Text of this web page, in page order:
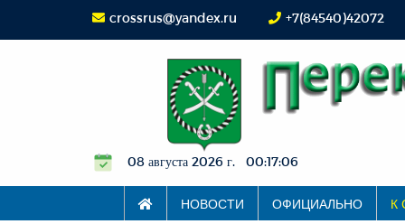
crossrus@yandex.ru +7(84540)42072
08 августа 2026 г. 00:17:06
НОВОСТИ ОФИЦИАЛЬНО К